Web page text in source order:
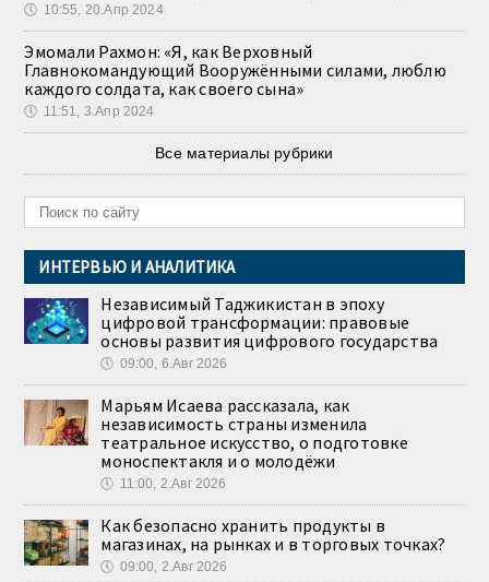
🕔 10:55, 20.Апр 2024
Эмомали Рахмон: «Я, как Верховный
Главнокомандующий Вооружёнными силами, люблю
каждого солдата, как своего сына»
🕔 11:51, 3.Апр 2024
Все материалы рубрики
ИНТЕРВЬЮ И АНАЛИТИКА
Независимый Таджикистан в эпоху
цифровой трансформации: правовые
основы развития цифрового государства
🕔 09:00, 6.Авг 2026
Марьям Исаева рассказала, как
независимость страны изменила
театральное искусство, о подготовке
моноспектакля и о молодёжи
🕔 11:00, 2.Авг 2026
Как безопасно хранить продукты в
магазинах, на рынках и в торговых точках?
🕔 09:00, 2.Авг 2026